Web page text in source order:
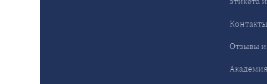
Контакты
Отзывы